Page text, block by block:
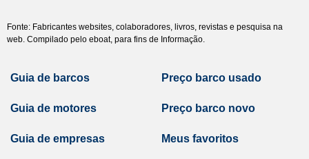
Fonte: Fabricantes websites, colaboradores, livros, revistas e pesquisa na
web. Compilado pelo eboat, para fins de Informação.
Guia de barcos
Guia de motores
Guia de empresas
Preço barco usado
Preço barco novo
Meus favoritos